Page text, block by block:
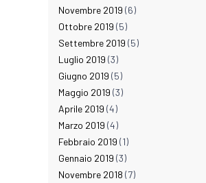
Novembre 2019 (6)
Ottobre 2019 (5)
Settembre 2019 (5)
Luglio 2019 (3)
Giugno 2019 (5)
Maggio 2019 (3)
Aprile 2019 (4)
Marzo 2019 (4)
Febbraio 2019 (1)
Gennaio 2019 (3)
Novembre 2018 (7)